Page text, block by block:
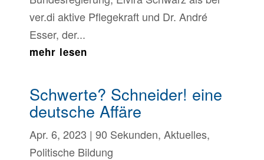
ver.di aktive Pflegekraft und Dr. André
Esser, der...
mehr lesen
Schwerte? Schneider! eine
deutsche Affäre
Apr. 6, 2023 | 90 Sekunden, Aktuelles,
Politische Bildung